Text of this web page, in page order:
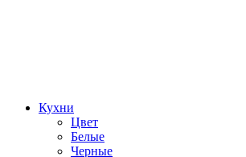
Кухни
Цвет
Белые
Черные